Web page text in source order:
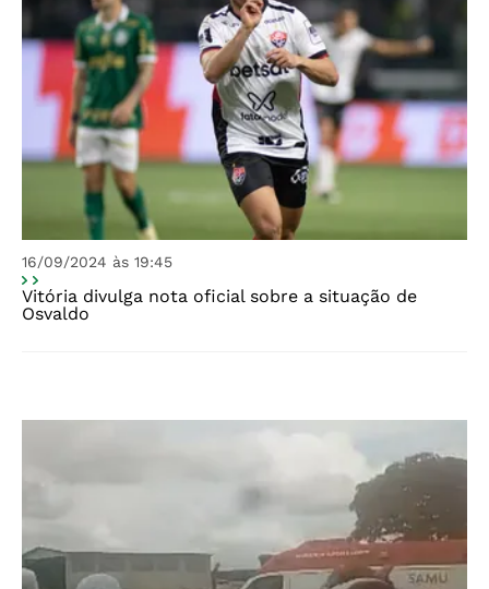
16/09/2024 às 19:45
Vitória divulga nota oficial sobre a situação de
Osvaldo